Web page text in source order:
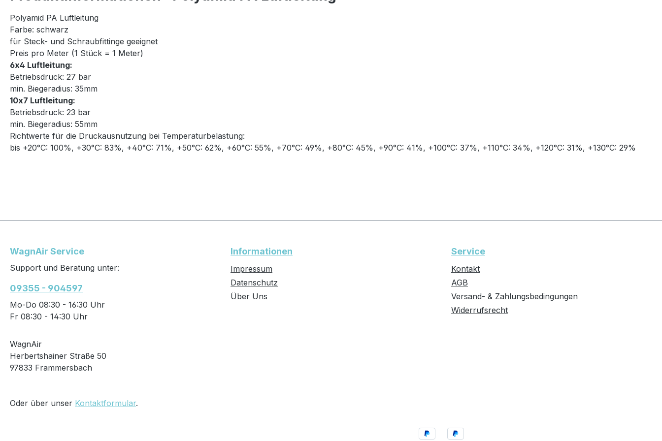
Polyamid PA Luftleitung
Farbe: schwarz
für Steck- und Schraubfittinge geeignet
Preis pro Meter (1 Stück = 1 Meter)
6x4 Luftleitung:
Betriebsdruck: 27 bar
min. Biegeradius: 35mm
10x7 Luftleitung:
Betriebsdruck: 23 bar
min. Biegeradius: 55mm
Richtwerte für die Druckausnutzung bei Temperaturbelastung:
bis +20°C: 100%, +30°C: 83%, +40°C: 71%, +50°C: 62%, +60°C: 55%, +70°C: 49%, +80°C: 45%, +90°C: 41%, +100°C: 37%, +110°C: 34%, +120°C: 31%, +130°C: 29%
WagnAir Service
Support und Beratung unter:
09355 - 904597
Mo-Do 08:30 - 16:30 Uhr
Fr 08:30 - 14:30 Uhr
WagnAir
Herbertshainer Straße 50
97833 Frammersbach
Oder über unser Kontaktformular.
Informationen
Impressum
Datenschutz
Über Uns
Service
Kontakt
AGB
Versand- & Zahlungsbedingungen
Widerrufsrecht